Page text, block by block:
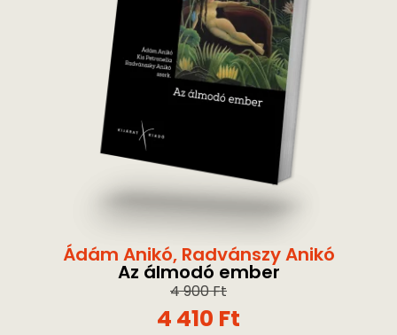
Ádám Anikó, Radvánszy Anikó
Az álmodó ember
4 900Ft
4 410 Ft